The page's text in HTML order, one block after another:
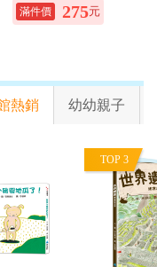
275元
熱銷 幼幼親子
TOP 3